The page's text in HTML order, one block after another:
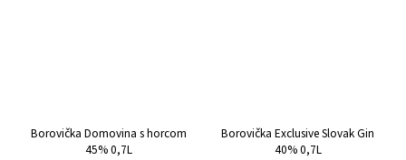
Borovička Domovina s horcom
45% 0,7L
Borovička Exclusive Slovak Gin
40% 0,7L